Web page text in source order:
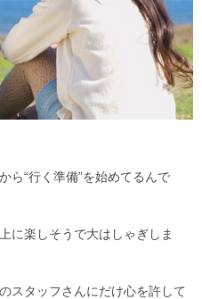
ら“行く準備”を始めてるんで
に楽しそうで大はしゃぎしま
スタッフさんにだけ心を許して